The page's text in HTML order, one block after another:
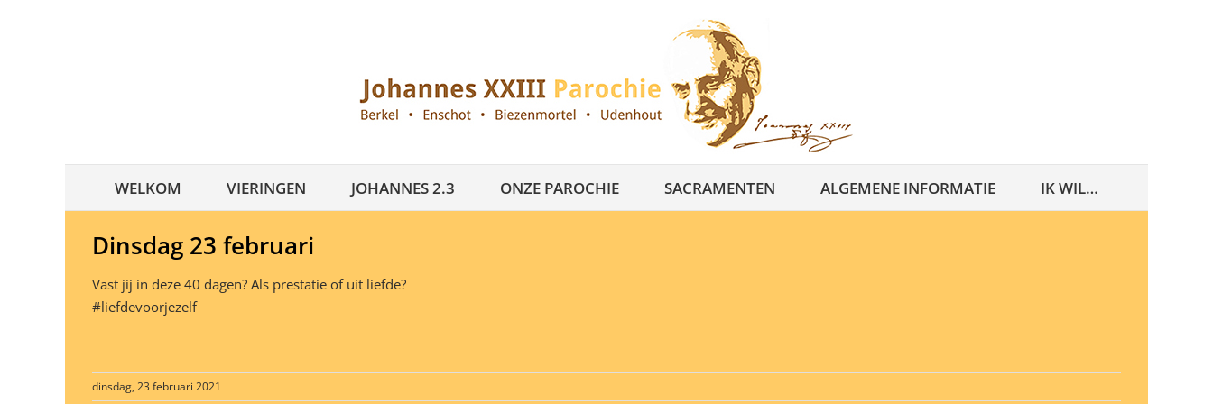
WELKOM VIERINGEN JOHANNES 2.3 ONZE PAROCHIE SACRAMENTEN ALGEMENE INFORMATIE IK WIL…
Dinsdag 23 februari
Vast jij in deze 40 dagen? Als prestatie of uit liefde?
#liefdevoorjezelf
dinsdag, 23 februari 2021